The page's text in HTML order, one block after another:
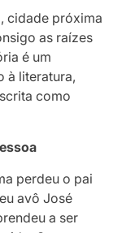
cidade próxima
as raízes
é um
à literatura,
como
perdeu o pai
avô José
a ser